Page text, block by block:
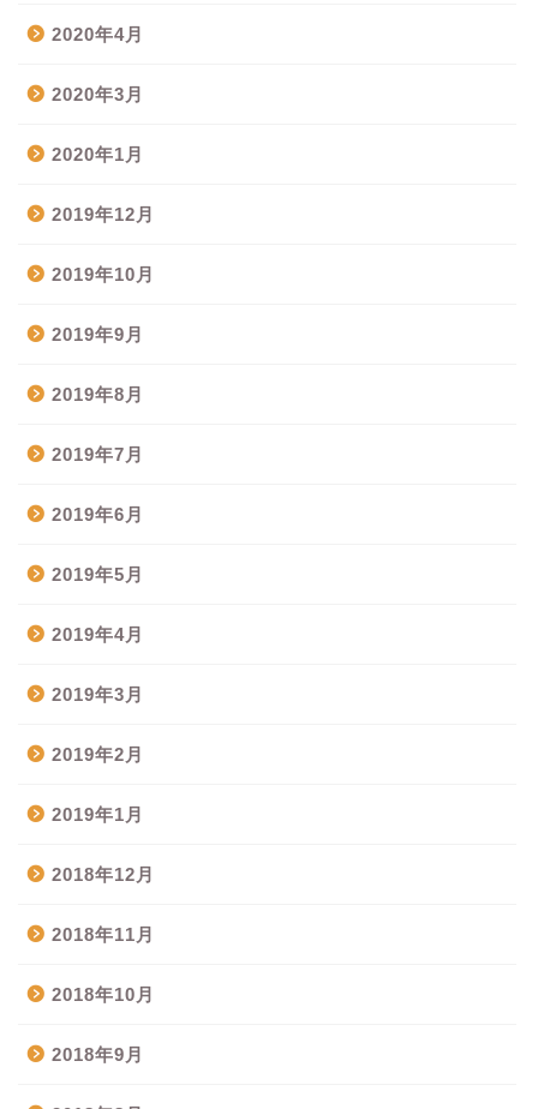
2020年4月
2020年3月
2020年1月
2019年12月
2019年10月
2019年9月
2019年8月
2019年7月
2019年6月
2019年5月
2019年4月
2019年3月
2019年2月
2019年1月
2018年12月
2018年11月
2018年10月
2018年9月